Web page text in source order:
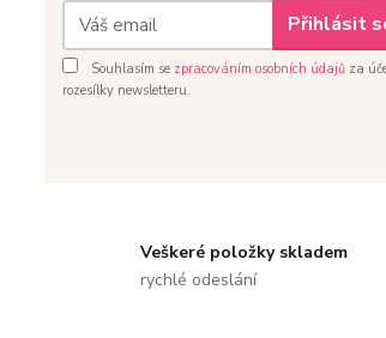
Přihlásit
Souhlasím se zpracováním osobních údajů za
rozesílky newsletteru.
Veškeré položky skladem
rychlé odeslání